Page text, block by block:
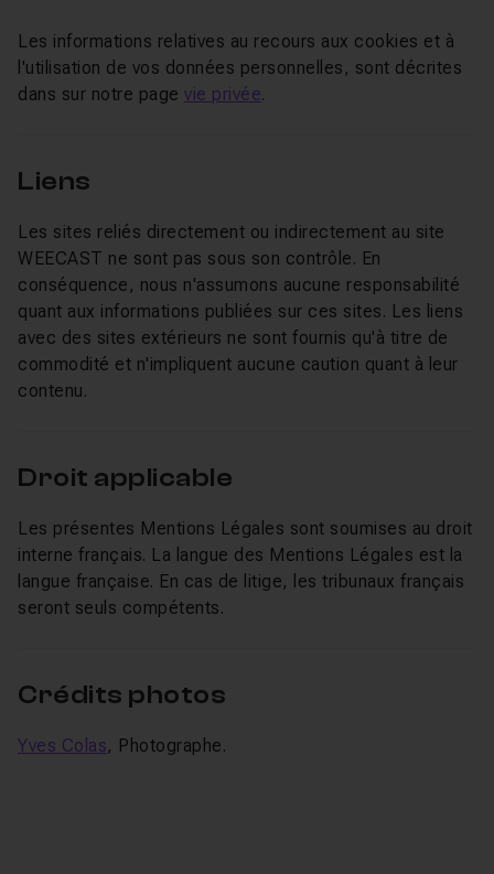
Les informations relatives au recours aux cookies et à
l'utilisation de vos données personnelles, sont décrites
dans sur notre page vie privée.
Liens
Les sites reliés directement ou indirectement au site
WEECAST ne sont pas sous son contrôle. En
conséquence, nous n'assumons aucune responsabilité
quant aux informations publiées sur ces sites. Les liens
avec des sites extérieurs ne sont fournis qu'à titre de
commodité et n'impliquent aucune caution quant à leur
contenu.
Droit applicable
Les présentes Mentions Légales sont soumises au droit
interne français. La langue des Mentions Légales est la
langue française. En cas de litige, les tribunaux français
seront seuls compétents.
Crédits photos
Yves Colas, Photographe.